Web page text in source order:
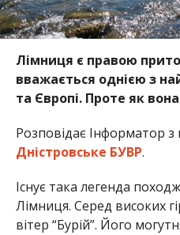
Лімниця є правою
вважається однією з
та Європі. Проте як
Розповідає Інформатор
Дністровське БУВР.
Існує така легенда
Лімниця. Серед високих
вітер “Бурій”. Його